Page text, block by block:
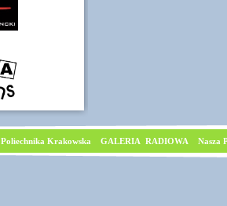
Poliechnika Krakowska GALERIA RADIOWA Nasza